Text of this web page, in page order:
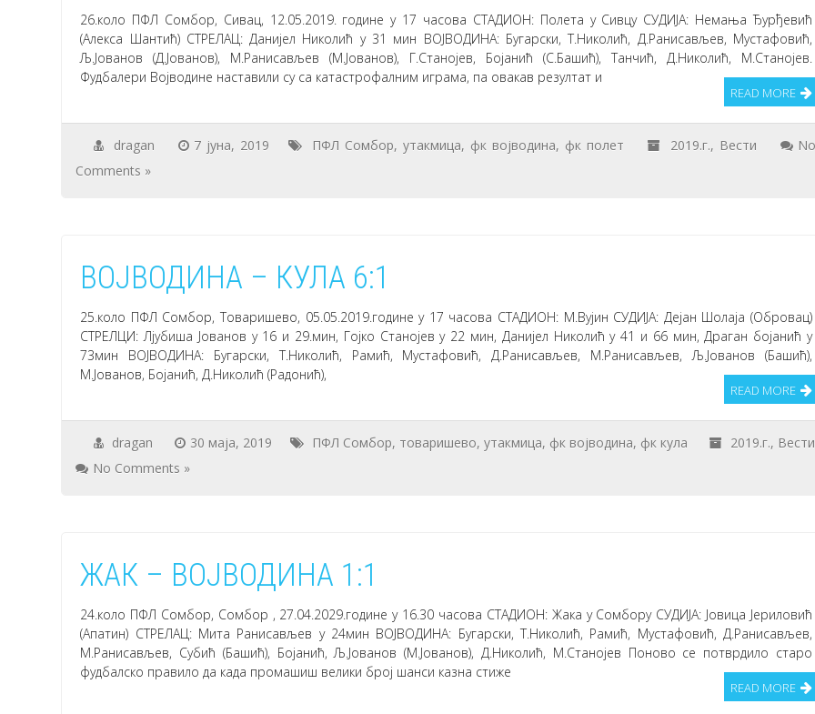
26.коло ПФЛ Сомбор, Сивац, 12.05.2019. године у 17 часова СТАДИОН: Полета у Сивцу СУДИЈА: Немања Ђурђевић
(Алекса Шантић) СТРЕЛАЦ: Данијел Николић у 31 мин ВОЈВОДИНА: Бугарски, Т.Николић, Д.Ранисављев, Мустафовић,
Љ.Јованов (Д.Јованов), М.Ранисављев (М.Јованов), Г.Станојев, Бојанић (С.Башић), Танчић, Д.Николић, М.Станојев.
Фудбалери Војводине наставили су са катастрофалним играма, па овакав резултат и
READ MORE
dragan 7 јуна, 2019 ПФЛ Сомбор, утакмица, фк војводина, фк полет 2019.г., Вести
Comments »
ВОЈВОДИНА – КУЛА 6:1
25.коло ПФЛ Сомбор, Товаришево, 05.05.2019.године у 17 часова СТАДИОН: М.Вујин СУДИЈА: Дејан Шолаја (Обровац)
СТРЕЛЦИ: Лјубиша Јованов у 16 и 29.мин, Гојко Станојев у 22 мин, Данијел Николић у 41 и 66 мин, Драган бојанић у
73мин ВОЈВОДИНА: Бугарски, Т.Николић, Рамић, Мустафовић, Д.Ранисављев, М.Ранисављев, Љ.Јованов (Башић),
М.Јованов, Бојанић, Д.Николић (Радонић),
READ MORE
dragan 30 маја, 2019 ПФЛ Сомбор, товаришево,утакмица, фк војводина, фк кула 2019.г., Вести
No Comments »
ЖАК – ВОЈВОДИНА 1:1
24.коло ПФЛ Сомбор, Сомбор , 27.04.2029.године у 16.30 часова СТАДИОН: Жака у Сомбору СУДИЈА: Јовица Јериловић
(Апатин) СТРЕЛАЦ: Мита Ранисављев у 24мин ВОЈВОДИНА: Бугарски, Т.Николић, Рамић, Мустафовић, Д.Ранисављев,
М.Ранисављев, Субић (Башић), Бојанић, Љ.Јованов (М.Јованов), Д.Николић, М.Станојев Поново се потврдило старо
фудбалско правило да када промашиш велики број шанси казна стиже
READ MORE